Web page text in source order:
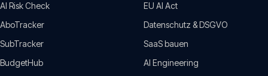
AI Risk Check
AboTracker
SubTracker
BudgetHub
EU AI Act
Datenschutz & DSGVO
SaaS bauen
AI Engineering